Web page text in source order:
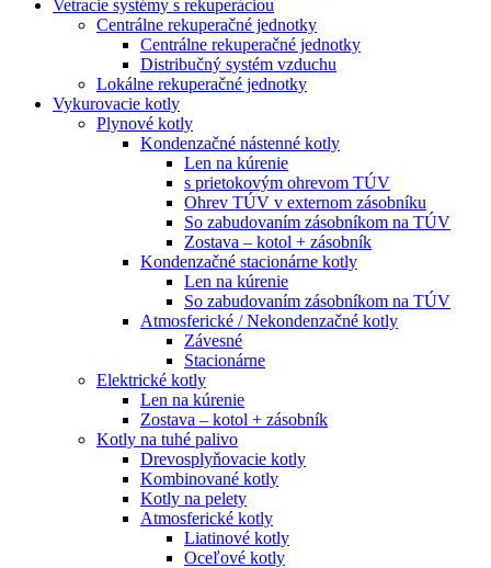
Vetracie systémy s rekuperáciou
Centrálne rekuperačné jednotky
Centrálne rekuperačné jednotky
Distribučný systém vzduchu
Lokálne rekuperačné jednotky
Vykurovacie kotly
Plynové kotly
Kondenzačné nástenné kotly
Len na kúrenie
s prietokovým ohrevom TÚV
Ohrev TÚV v externom zásobníku
So zabudovaním zásobníkom na TÚV
Zostava – kotol + zásobník
Kondenzačné stacionárne kotly
Len na kúrenie
So zabudovaním zásobníkom na TÚV
Atmosferické / Nekondenzačné kotly
Závesné
Stacionárne
Elektrické kotly
Len na kúrenie
Zostava – kotol + zásobník
Kotly na tuhé palivo
Drevosplyňovacie kotly
Kombinované kotly
Kotly na pelety
Atmosferické kotly
Liatinové kotly
Oceľové kotly